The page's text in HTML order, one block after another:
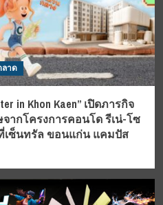
ลาด
in Khon Kaen” เปิดภารกิจ
ากโครงการคอนโด รีเน่-โซ
เซ็นทรัล ขอนแก่น แคมปัส